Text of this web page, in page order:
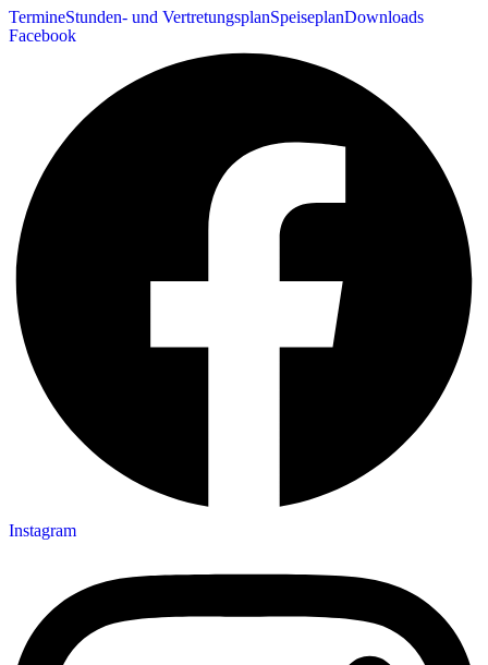
TermineStunden- und VertretungsplanSpeiseplanDownloads
Facebook
Instagram